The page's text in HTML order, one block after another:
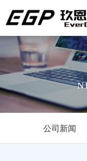
N
公司新闻